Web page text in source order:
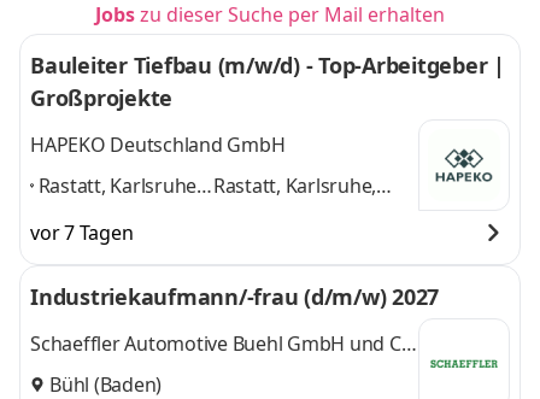
Jobszu dieser Suche per Mail erhalten
Bauleiter Tiefbau (m/w/d) - Top-Arbeitgeber |
Großprojekte
HAPEKO Deutschland GmbH
Rastatt, Karlsruhe,
Pforzheim, Bühl,
Offenburg,
Stuttgart, Speyer,
Heidelberg
Rastatt, Karlsruhe,
Offenburg, Stuttgart,
Speyer, Heidelberg
und 7 weitere
vor 7 Tagen
Industriekaufmann/-frau (d/m/w) 2027
Schaeffler Automotive Buehl GmbH und Co.
KGBühl (Baden)